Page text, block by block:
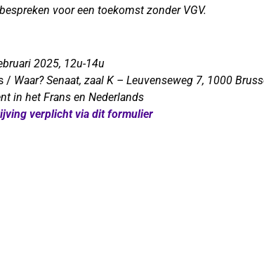
voor een toekomst zonder VGV.
2025, 12u-14u
/ Waar? Senaat, zaal K – Leuvenseweg 7, 1000
in het Frans en Nederlands
verplicht via dit formulier